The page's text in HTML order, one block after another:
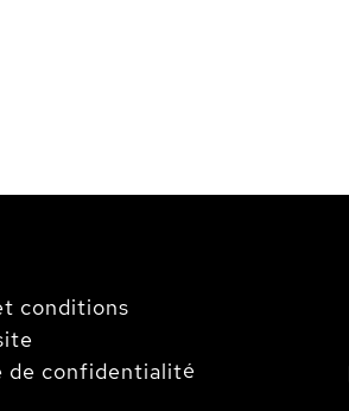
conditions
de confidentialité